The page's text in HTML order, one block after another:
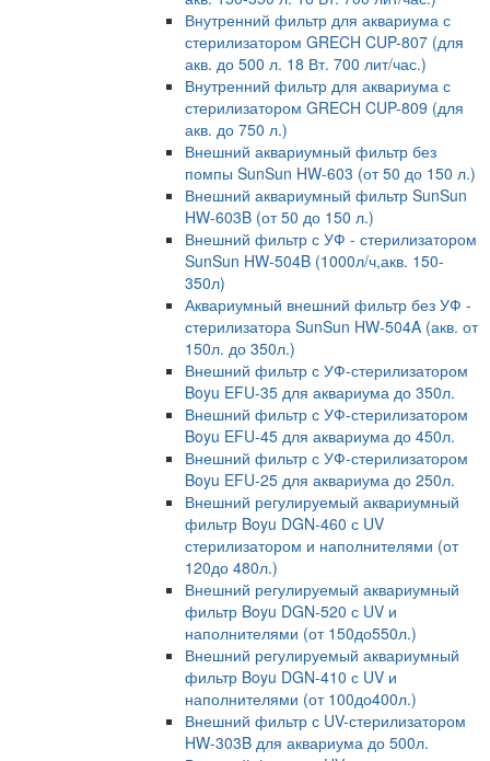
Внутренний фильтр для аквариума с
стерилизатором GRECH CUP-807 (для
акв. до 500 л. 18 Вт. 700 лит/час.)
Внутренний фильтр для аквариума с
стерилизатором GRECH CUP-809 (для
акв. до 750 л.)
Внешний аквариумный фильтр без
помпы SunSun HW-603 (от 50 до 150 л.)
Внешний аквариумный фильтр SunSun
HW-603B (от 50 до 150 л.)
Внешний фильтр с УФ - стерилизатором
SunSun HW-504B (1000л/ч,акв. 150-
350л)
Аквариумный внешний фильтр без УФ -
стерилизатора SunSun HW-504A (акв. от
150л. до 350л.)
Внешний фильтр с УФ-стерилизатором
Boyu EFU-35 для аквариума до 350л.
Внешний фильтр с УФ-стерилизатором
Boyu EFU-45 для аквариума до 450л.
Внешний фильтр с УФ-стерилизатором
Boyu EFU-25 для аквариума до 250л.
Внешний регулируемый аквариумный
фильтр Boyu DGN-460 с UV
стерилизатором и наполнителями (от
120до 480л.)
Внешний регулируемый аквариумный
фильтр Boyu DGN-520 с UV и
наполнителями (от 150до550л.)
Внешний регулируемый аквариумный
фильтр Boyu DGN-410 с UV и
наполнителями (от 100до400л.)
Внешний фильтр с UV-стерилизатором
HW-303B для аквариума до 500л.